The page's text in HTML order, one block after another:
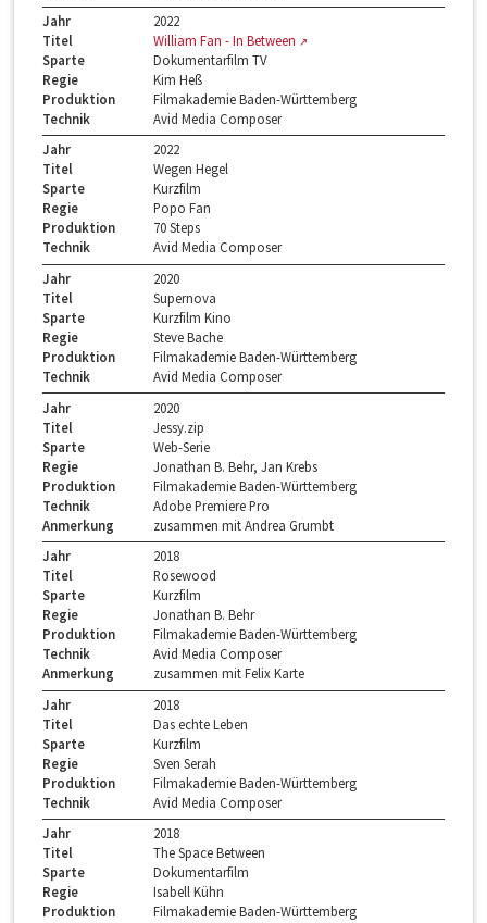
Jahr
2022
Titel
William Fan - In Between
Sparte
Dokumentarfilm TV
Regie
Kim Heß
Produktion
Filmakademie Baden-Württemberg
Technik
Avid Media Composer
Jahr
2022
Titel
Wegen Hegel
Sparte
Kurzfilm
Regie
Popo Fan
Produktion
70 Steps
Technik
Avid Media Composer
Jahr
2020
Titel
Supernova
Sparte
Kurzfilm Kino
Regie
Steve Bache
Produktion
Filmakademie Baden-Württemberg
Technik
Avid Media Composer
Jahr
2020
Titel
Jessy.zip
Sparte
Web-Serie
Regie
Jonathan B. Behr, Jan Krebs
Produktion
Filmakademie Baden-Württemberg
Technik
Adobe Premiere Pro
Anmerkung
zusammen mit Andrea Grumbt
Jahr
2018
Titel
Rosewood
Sparte
Kurzfilm
Regie
Jonathan B. Behr
Produktion
Filmakademie Baden-Württemberg
Technik
Avid Media Composer
Anmerkung
zusammen mit Felix Karte
Jahr
2018
Titel
Das echte Leben
Sparte
Kurzfilm
Regie
Sven Serah
Produktion
Filmakademie Baden-Württemberg
Technik
Avid Media Composer
Jahr
2018
Titel
The Space Between
Sparte
Dokumentarfilm
Regie
Isabell Kühn
Produktion
Filmakademie Baden-Württemberg